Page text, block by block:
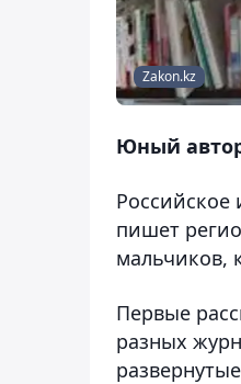
Zakon.kz
Юный
Российское
пишет
мальчиков,
Первые
разных